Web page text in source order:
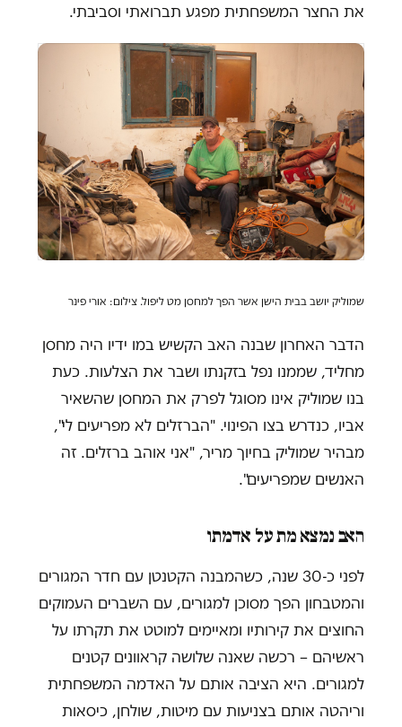
את החצר המשפחתית מפגע תברואתי וסביבתי.
שמוליק יושב בבית הישן אשר הפך למחסן מט ליפול. צילום: אורי פינר
הדבר האחרון שבנה האב הקשיש במו ידיו היה מחסן
מחליד, שממנו נפל בזקנתו ושבר את הצלעות. כעת
בנו שמוליק אינו מסוגל לפרק את המחסן שהשאיר
אביו, כנדרש בצו הפינוי. "הברזלים לא מפריעים לי",
מבהיר שמוליק בחיוך מריר, "אני אוהב ברזלים. זה
האנשים שמפריעים".
האב נמצא מת על אדמתו
לפני כ-30 שנה, כשהמבנה הקטנטן עם חדר המגורים
והמטבחון הפך מסוכן למגורים, עם השברים העמוקים
החוצים את קירותיו ומאיימים למוטט את תקרתו על
ראשיהם – רכשה שאנה שלושה קראוונים קטנים
למגורים. היא הציבה אותם על האדמה המשפחתית
וריהטה אותם בצניעות עם מיטות, שולחן, כיסאות